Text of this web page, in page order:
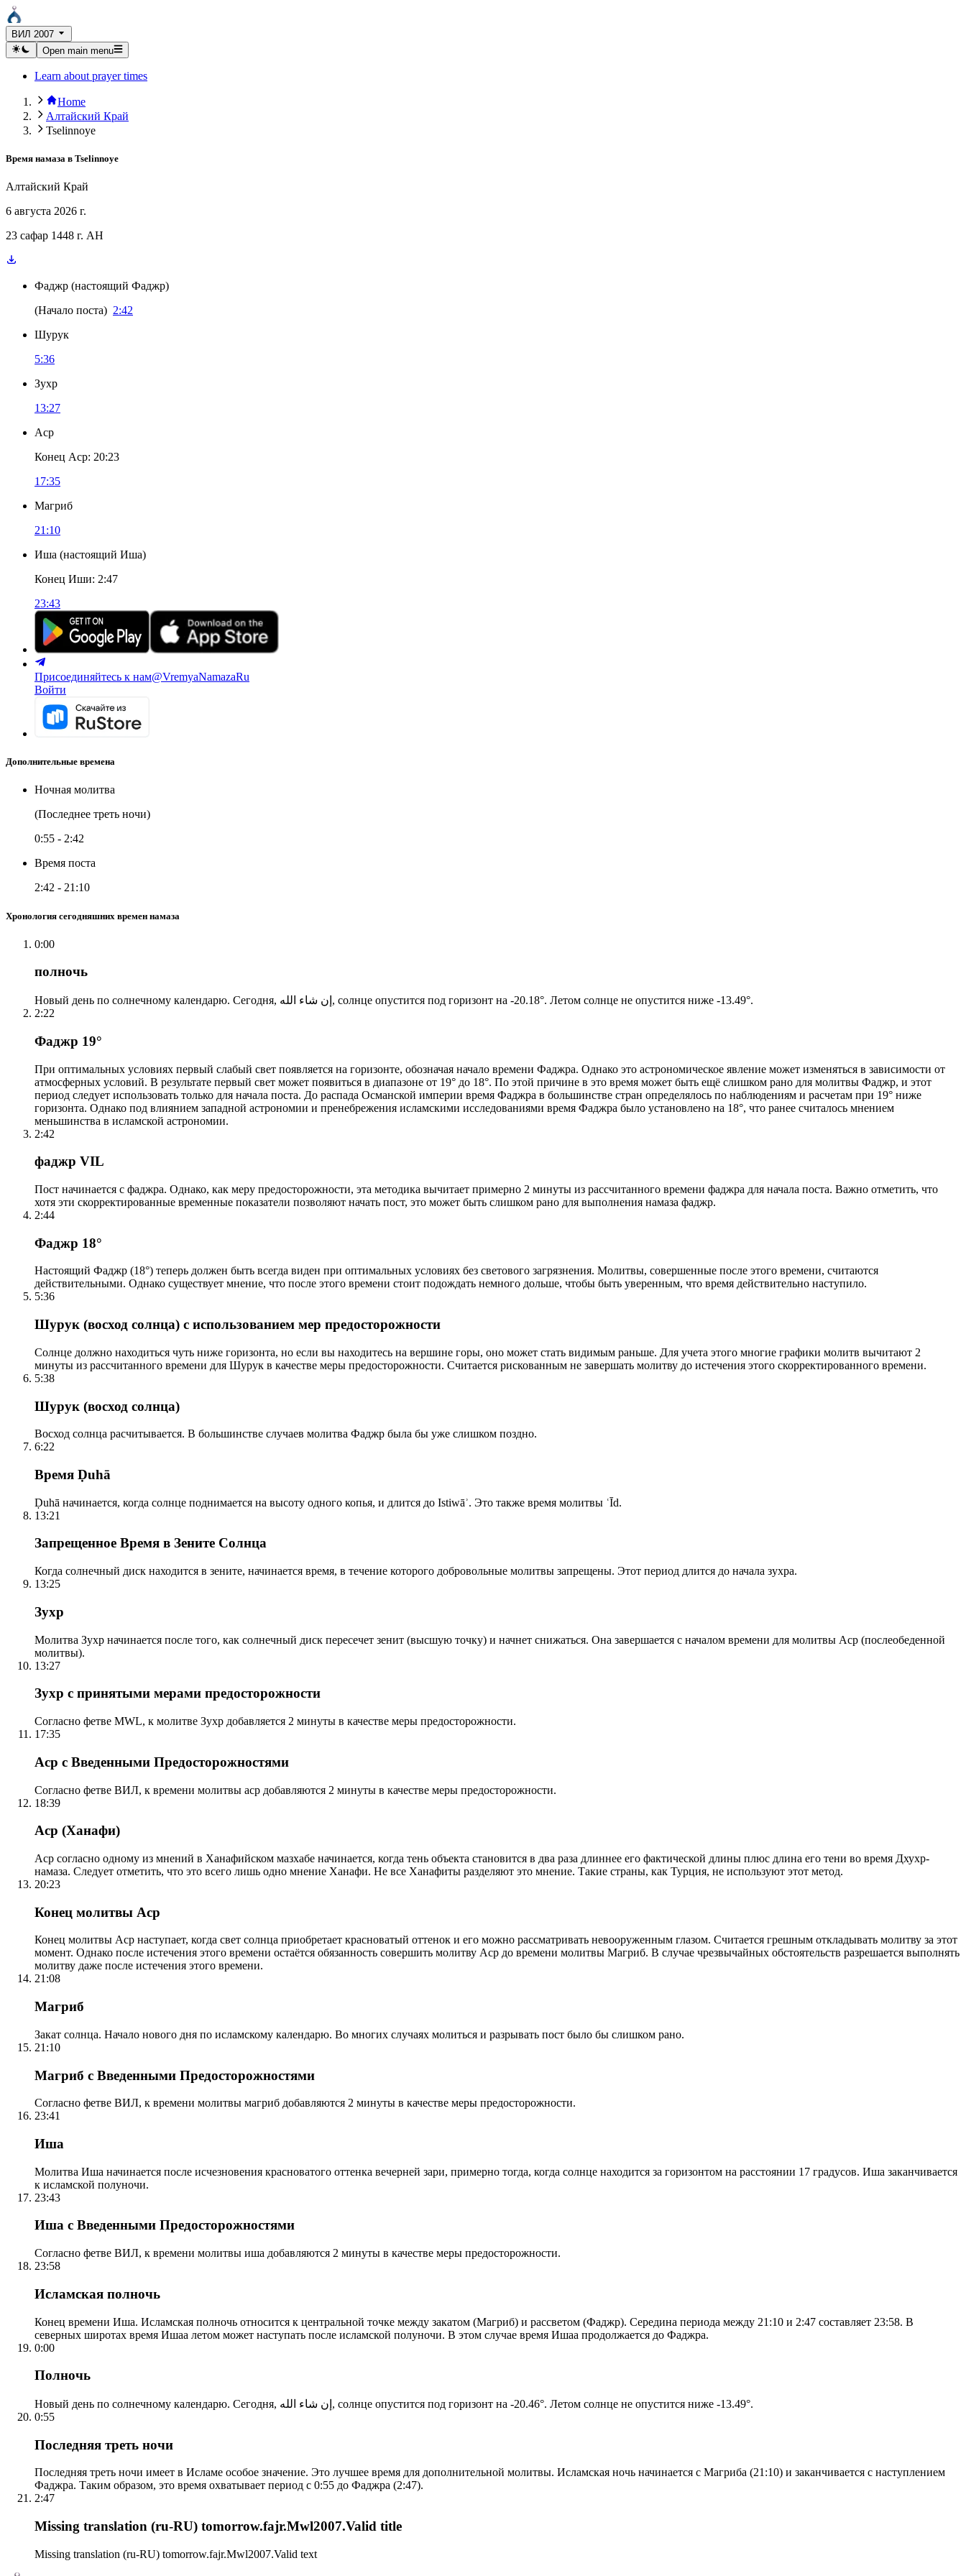
ВИЛ 2007
Open main menu
Learn about prayer times
Home
Алтайский Край
Tselinnoye
Время намаза в Tselinnoye
Алтайский Край
6 августа 2026 г.
23 сафар 1448 г. AH
Фаджр (настоящий Фаджр)
(Начало поста) 2:42
Шурук
5:36
Зухр
13:27
Аср
Конец Аср: 20:23
17:35
Магриб
21:10
Иша (настоящий Иша)
Конец Иши: 2:47
23:43
Присоединяйтесь к нам@VremyaNamazaRu
Войти
Дополнительные времена
Ночная молитва
(Последнее треть ночи)
0:55 - 2:42
Время поста
2:42 - 21:10
Хронология сегодняшних времен намаза
0:00
полночь
Новый день по солнечному календарю. Сегодня, إن شاء الله, солнце опустится под горизонт на -20.18°. Летом солнце не опустится ниже -13.49°.
2:22
Фаджр 19°
При оптимальных условиях первый слабый свет появляется на горизонте, обозначая начало времени Фаджра. Однако это астрономическое явление может изменяться в зависимости от
атмосферных условий. В результате первый свет может появиться в диапазоне от 19° до 18°. По этой причине в это время может быть ещё слишком рано для молитвы Фаджр, и этот
период следует использовать только для начала поста. До распада Османской империи время Фаджра в большинстве стран определялось по наблюдениям и расчетам при 19° ниже
горизонта. Однако под влиянием западной астрономии и пренебрежения исламскими исследованиями время Фаджра было установлено на 18°, что ранее считалось мнением
меньшинства в исламской астрономии.
2:42
фаджр VIL
Пост начинается с фаджра. Однако, как меру предосторожности, эта методика вычитает примерно 2 минуты из рассчитанного времени фаджра для начала поста. Важно отметить, что
хотя эти скорректированные временные показатели позволяют начать пост, это может быть слишком рано для выполнения намаза фаджр.
2:44
Фаджр 18°
Настоящий Фаджр (18°) теперь должен быть всегда виден при оптимальных условиях без светового загрязнения. Молитвы, совершенные после этого времени, считаются
действительными. Однако существует мнение, что после этого времени стоит подождать немного дольше, чтобы быть уверенным, что время действительно наступило.
5:36
Шурук (восход солнца) с использованием мер предосторожности
Солнце должно находиться чуть ниже горизонта, но если вы находитесь на вершине горы, оно может стать видимым раньше. Для учета этого многие графики молитв вычитают 2
минуты из рассчитанного времени для Шурук в качестве меры предосторожности. Считается рискованным не завершать молитву до истечения этого скорректированного времени.
5:38
Шурук (восход солнца)
Восход солнца расчитывается. В большинстве случаев молитва Фаджр была бы уже слишком поздно.
6:22
Время Ḍuhā
Ḍuhā начинается, когда солнце поднимается на высоту одного копья, и длится до Istiwāʾ. Это также время молитвы ʿĪd.
13:21
Запрещенное Время в Зените Солнца
Когда солнечный диск находится в зените, начинается время, в течение которого добровольные молитвы запрещены. Этот период длится до начала зухра.
13:25
Зухр
Молитва Зухр начинается после того, как солнечный диск пересечет зенит (высшую точку) и начнет снижаться. Она завершается с началом времени для молитвы Аср (послеобеденной
молитвы).
13:27
Зухр с принятыми мерами предосторожности
Согласно фетве MWL, к молитве Зухр добавляется 2 минуты в качестве меры предосторожности.
17:35
Аср с Введенными Предосторожностями
Согласно фетве ВИЛ, к времени молитвы аср добавляются 2 минуты в качестве меры предосторожности.
18:39
Аср (Ханафи)
Аср согласно одному из мнений в Ханафийском мазхабе начинается, когда тень объекта становится в два раза длиннее его фактической длины плюс длина его тени во время Дхухр-
намаза. Следует отметить, что это всего лишь одно мнение Ханафи. Не все Ханафиты разделяют это мнение. Такие страны, как Турция, не используют этот метод.
20:23
Конец молитвы Аср
Конец молитвы Аср наступает, когда свет солнца приобретает красноватый оттенок и его можно рассматривать невооруженным глазом. Считается грешным откладывать молитву за этот
момент. Однако после истечения этого времени остаётся обязанность совершить молитву Аср до времени молитвы Магриб. В случае чрезвычайных обстоятельств разрешается выполнять
молитву даже после истечения этого времени.
21:08
Магриб
Закат солнца. Начало нового дня по исламскому календарю. Во многих случаях молиться и разрывать пост было бы слишком рано.
21:10
Магриб с Введенными Предосторожностями
Согласно фетве ВИЛ, к времени молитвы магриб добавляются 2 минуты в качестве меры предосторожности.
23:41
Иша
Молитва Иша начинается после исчезновения красноватого оттенка вечерней зари, примерно тогда, когда солнце находится за горизонтом на расстоянии 17 градусов. Иша заканчивается
к исламской полуночи.
23:43
Иша с Введенными Предосторожностями
Согласно фетве ВИЛ, к времени молитвы иша добавляются 2 минуты в качестве меры предосторожности.
23:58
Исламская полночь
Конец времени Иша. Исламская полночь относится к центральной точке между закатом (Магриб) и рассветом (Фаджр). Середина периода между 21:10 и 2:47 составляет 23:58. В
северных широтах время Ишаа летом может наступать после исламской полуночи. В этом случае время Ишаа продолжается до Фаджра.
0:00
Полночь
Новый день по солнечному календарю. Сегодня, إن شاء الله, солнце опустится под горизонт на -20.46°. Летом солнце не опустится ниже -13.49°.
0:55
Последняя треть ночи
Последняя треть ночи имеет в Исламе особое значение. Это лучшее время для дополнительной молитвы. Исламская ночь начинается с Магриба (21:10) и заканчивается с наступлением
Фаджра. Таким образом, это время охватывает период с 0:55 до Фаджра (2:47).
2:47
Missing translation (ru-RU) tomorrow.fajr.Mwl2007.Valid title
Missing translation (ru-RU) tomorrow.fajr.Mwl2007.Valid text